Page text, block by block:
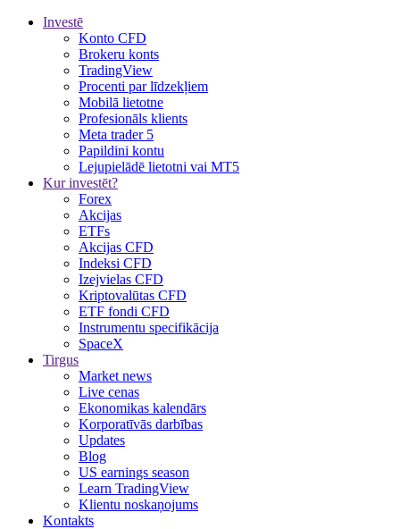
Investē
Konto CFD
Brokeru konts
TradingView
Procenti par līdzekļiem
Mobilā lietotne
Profesionāls klients
Meta trader 5
Papildini kontu
Lejupielādē lietotni vai MT5
Kur investēt?
Forex
Akcijas
ETFs
Akcijas CFD
Indeksi CFD
Izejvielas CFD
Kriptovalūtas CFD
ETF fondi CFD
Instrumentu specifikācija
SpaceX
Tirgus
Market news
Live cenas
Ekonomikas kalendārs
Korporatīvās darbības
Updates
Blog
US earnings season
Learn TradingView
Klientu noskaņojums
Kontakts